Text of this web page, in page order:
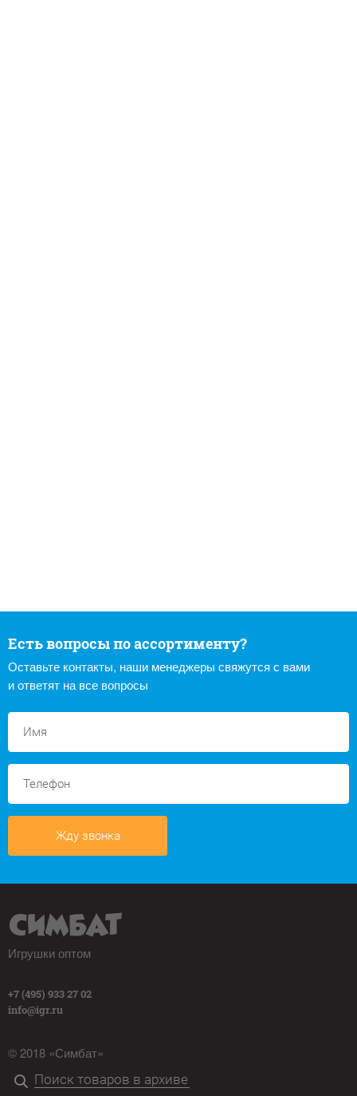
Есть вопросы по ассортименту?
Оставьте контакты, наши менеджеры свяжутся с вами
и ответят на все вопросы
Жду звонка
Игрушки оптом
+7 (495) 933 27 02
info@igr.ru
© 2018 «Симбат»